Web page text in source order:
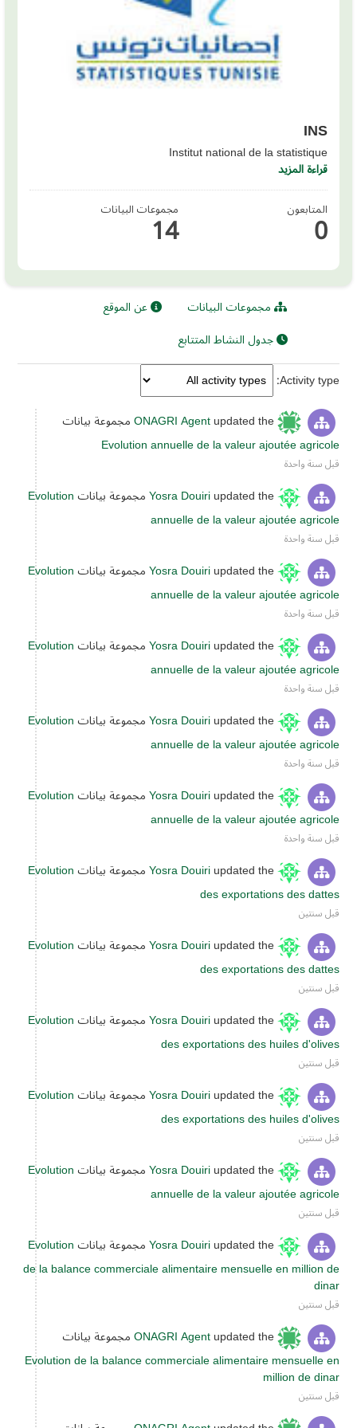
INS
Institut national de la statistique
قراءة المزيد
المتابعون
0 مجموعات البيانات
14
مجموعات البيانات
عن الموقع
جدول النشاط المتتابع
Activity type
ONAGRI Agentupdated the مجموعة بيانات
Evolution annuelle de la valeur ajoutée agricole
قبل سنة واحدة
Yosra Douiriupdated the مجموعة بيانات
Evolution
annuelle de la valeur ajoutée agricole
قبل سنة واحدة
Yosra Douiriupdated the مجموعة بيانات
Evolution
annuelle de la valeur ajoutée agricole
قبل سنة واحدة
Yosra Douiriupdated the مجموعة بيانات
Evolution
annuelle de la valeur ajoutée agricole
قبل سنة واحدة
Yosra Douiriupdated the مجموعة بيانات
Evolution
annuelle de la valeur ajoutée agricole
قبل سنة واحدة
Yosra Douiriupdated the مجموعة بيانات
Evolution
annuelle de la valeur ajoutée agricole
قبل سنة واحدة
Yosra Douiriupdated the مجموعة بيانات
Evolution
des exportations des dattes
قبل سنتين
Yosra Douiriupdated the مجموعة بيانات
Evolution
des exportations des dattes
قبل سنتين
Yosra Douiriupdated the مجموعة بيانات
Evolution
des exportations des huiles d'olives
قبل سنتين
Yosra Douiriupdated the مجموعة بيانات
Evolution
des exportations des huiles d'olives
قبل سنتين
Yosra Douiriupdated the مجموعة بيانات
Evolution
annuelle de la valeur ajoutée agricole
قبل سنتين
Yosra Douiriupdated the مجموعة بيانات
Evolution
de la balance commerciale alimentaire mensuelle en million de
dinar
قبل سنتين
ONAGRI Agentupdated the مجموعة بيانات
Evolution de la balance commerciale alimentaire mensuelle en
million de dinar
قبل سنتين